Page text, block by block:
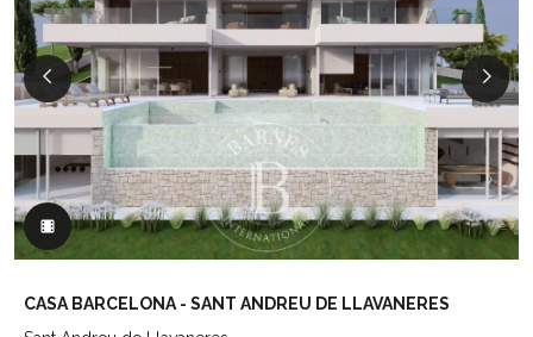
CASA BARCELONA - SANT ANDREU DE LLAVANERES